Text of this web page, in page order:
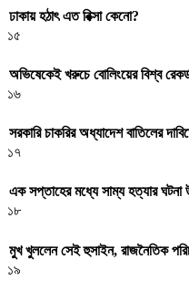
ঢাকায় হঠাৎ এত রিক্সা কেনো?
১৫
অভিষেকেই খরুচে বোলিংয়ের বিশ্ব
১৬
সরকারি চাকরির অধ্যাদেশ বাতিলের
১৭
এক সপ্তাহের মধ্যে সাম্য হত্যার ঘটনা
১৮
মুখ খুললেন সেই হুসাইন, রাজনৈতিক
১৯